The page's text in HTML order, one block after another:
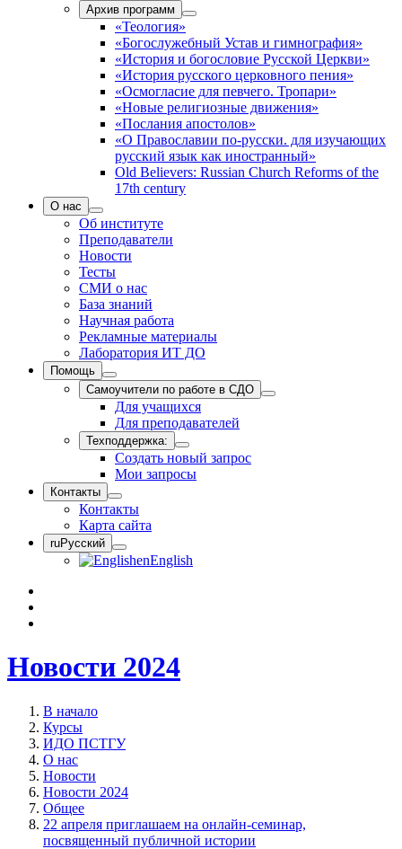
Архив программ
«Теология»
«Богослужебный Устав и гимнография»
«История и богословие Русской Церкви»
«История русского церковного пения»
«Осмогласие для певчего. Тропари»
«Новые религиозные движения»
«Послания апостолов»
«О Православии по-русски. для изучающих
русский язык как иностранный»
Old Believers: Russian Church Reforms of the
17th century
О нас
Об институте
Преподаватели
Новости
Тесты
СМИ о нас
База знаний
Научная работа
Рекламные материалы
Лаборатория ИТ ДО
Помощь
Самоучители по работе в СДО
Для учащихся
Для преподавателей
Техподдержка:
Создать новый запрос
Мои запросы
Контакты
Контакты
Карта сайта
ruРусский
enEnglish
Новости 2024
В начало
Курсы
ИДО ПСТГУ
О нас
Новости
Новости 2024
Общее
22 апреля приглашаем на онлайн-семинар,
посвященный публичной истории